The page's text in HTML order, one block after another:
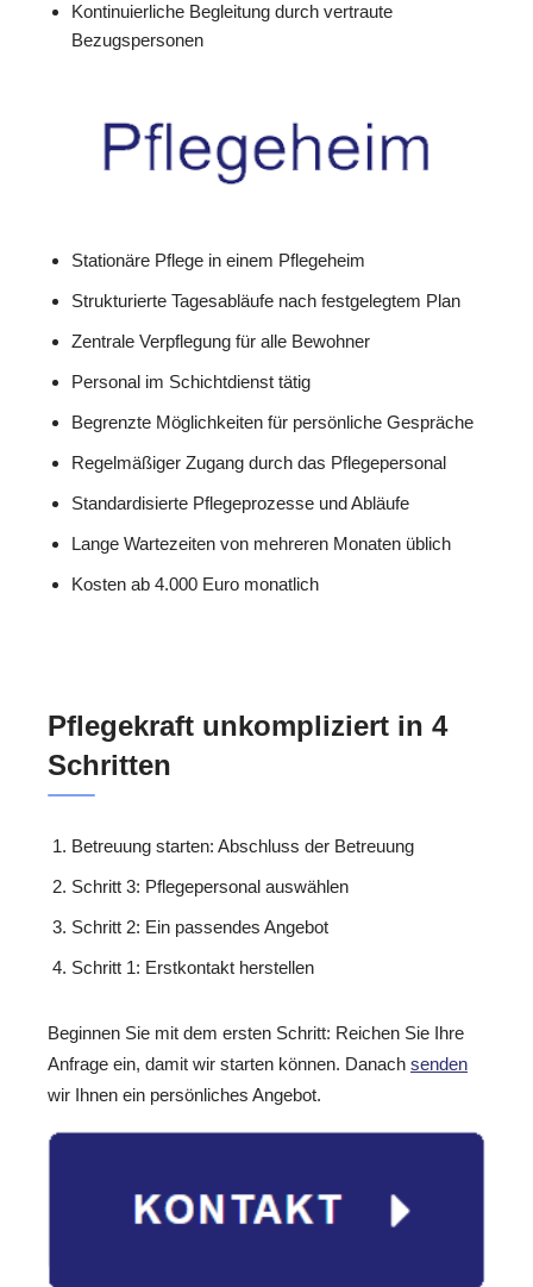
Kontinuierliche Begleitung durch vertraute
Bezugspersonen
Stationäre Pflege in einem Pflegeheim
Strukturierte Tagesabläufe nach festgelegtem Plan
Zentrale Verpflegung für alle Bewohner
Personal im Schichtdienst tätig
Begrenzte Möglichkeiten für persönliche Gespräche
Regelmäßiger Zugang durch das Pflegepersonal
Standardisierte Pflegeprozesse und Abläufe
Lange Wartezeiten von mehreren Monaten üblich
Kosten ab 4.000 Euro monatlich
Pflegekraft unkompliziert in 4
Schritten
Betreuung starten: Abschluss der Betreuung
Schritt 3: Pflegepersonal auswählen
Schritt 2: Ein passendes Angebot
Schritt 1: Erstkontakt herstellen
Beginnen Sie mit dem ersten Schritt: Reichen Sie Ihre
Anfrage ein, damit wir starten können. Danach senden
wir Ihnen ein persönliches Angebot.